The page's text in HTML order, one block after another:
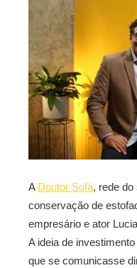
A Doutor Sofá, rede
conservação de
empresário e ator
A ideia de
que se comunicasse